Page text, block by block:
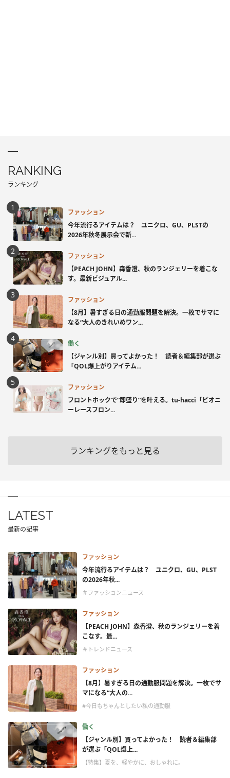
RANKING
ランキング
ファッション
今年流行るアイテムは？ ユニクロ、GU、PLSTの
2026年秋冬展示会で新...
ファッション
【PEACH JOHN】森香澄、秋のランジェリーを着こな
す。最新ビジュアル...
ファッション
【8月】暑すぎる日の通勤服問題を解決。一枚でサマに
なる“大人のきれいめワン...
働く
【ジャンル別】買ってよかった！ 読者＆編集部が選ぶ
「QOL爆上がりアイテム...
ファッション
フロントホックで“即盛り”を叶える。tu-hacci「ピオニ
ーレースフロン...
ランキングをもっと見る
LATEST
最新の記事
ファッション
今年流行るアイテムは？ ユニクロ、GU、PLST
の2026年秋...
＃ファッションニュース
ファッション
【PEACH JOHN】森香澄、秋のランジェリーを着
こなす。最...
＃トレンドニュース
ファッション
【8月】暑すぎる日の通勤服問題を解決。一枚でサ
マになる“大人の...
#今日もちゃんとしたい私の通勤服
働く
【ジャンル別】買ってよかった！ 読者＆編集部
が選ぶ「QOL爆上...
【特集】夏を、軽やかに、おしゃれに。